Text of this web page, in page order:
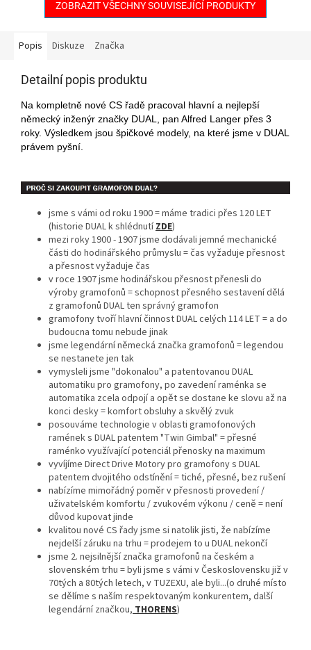
ZOBRAZIT VŠECHNY SOUVISEJÍCÍ PRODUKTY
Popis Diskuze Značka
Detailní popis produktu
Na kompletně nové CS řadě pracoval hlavní a nejlepší
německý inženýr značky DUAL, pan Alfred Langer přes 3
roky. Výsledkem jsou špičkové modely, na které jsme v DUAL
právem pyšní.
jsme s vámi od roku 1900 = máme tradici přes 120 LET
(historie DUAL k shlédnutíZDE)
mezi roky 1900 - 1907 jsme dodávali jemné mechanické
části do hodinářského průmyslu = čas vyžaduje přesnost
a přesnost vyžaduje čas
v roce 1907 jsme hodinářskou přesnost přenesli do
výroby gramofonů = schopnost přesného sestavení dělá
z gramofonů DUAL ten správný gramofon
gramofony tvoří hlavní činnost DUAL celých 114 LET = a do
budoucna tomu nebude jinak
jsme legendární německá značka gramofonů = legendou
se nestanete jen tak
vymysleli jsme "dokonalou" a patentovanou DUAL
automatiku pro gramofony, po zavedení raménka se
automatika zcela odpojí a opět se dostane ke slovu až na
konci desky = komfort obsluhy a skvělý zvuk
posouváme technologie v oblasti gramofonových
ramének s DUAL patentem "Twin Gimbal" = přesné
raménko využívající potenciál přenosky na maximum
vyvíjíme Direct Drive Motory pro gramofony s DUAL
patentem dvojitého odstínění = tiché, přesné, bez rušení
nabízíme mimořádný poměr v přesnosti provedení /
uživatelském komfortu / zvukovém výkonu / ceně = není
důvod kupovat jinde
kvalitou nové CS řady jsme si natolik jisti, že nabízíme
nejdelší záruku na trhu = prodejem to u DUAL nekončí
jsme 2. nejsilnější značka gramofonů na českém a
slovenském trhu = byli jsme s vámi v Československu již v
70tých a 80tých letech, v TUZEXU, ale byli...(o druhé místo
se dělíme s naším respektovaným konkurentem, další
legendární značkou,THORENS)